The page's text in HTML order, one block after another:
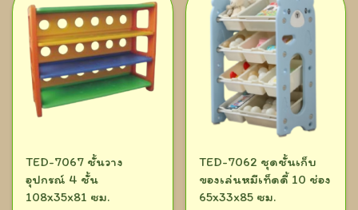
TED-7067 ชั้นวาง
อุปกรณ์ 4 ชั้น
108x35x81 ซม.
TED-7062 ชุดชั้นเก็บ
ของเล่นหมีเท็ดดี้ 10 ช่อง
65x33x85 ซม.